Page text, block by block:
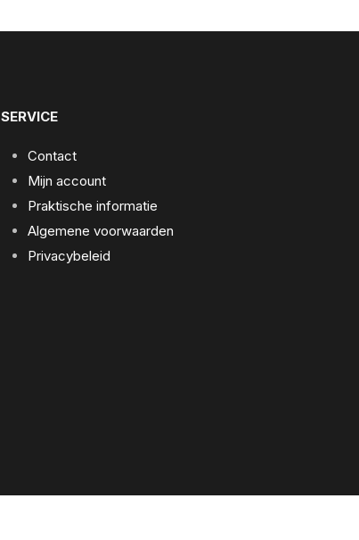
SERVICE
Contact
Mijn account
Praktische informatie
Algemene voorwaarden
Privacybeleid